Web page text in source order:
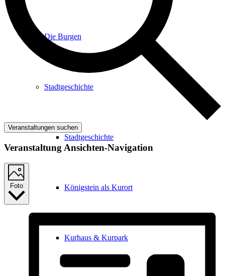
Die Burgen
Stadtgeschichte
Stadtgeschichte
Königstein als Kurort
Kurhaus & Kurpark
Veranstaltungen suchen
Veranstaltung Ansichten-Navigation
Foto